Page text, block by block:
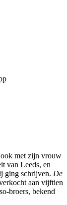
met zijn vrouw
van Leeds, en
ging schrijven. De
aan vijftien
broers, bekend